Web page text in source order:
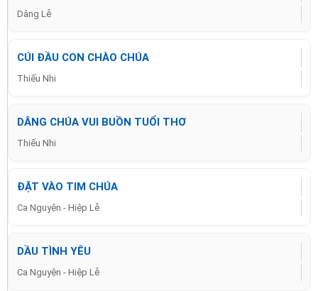
Dâng Lễ
CÚI ĐẦU CON CHÀO CHÚA
Thiếu Nhi
DÂNG CHÚA VUI BUỒN TUỔI THƠ
Thiếu Nhi
ĐẶT VÀO TIM CHÚA
Ca Nguyện - Hiệp Lễ
DẦU TÌNH YÊU
Ca Nguyện - Hiệp Lễ